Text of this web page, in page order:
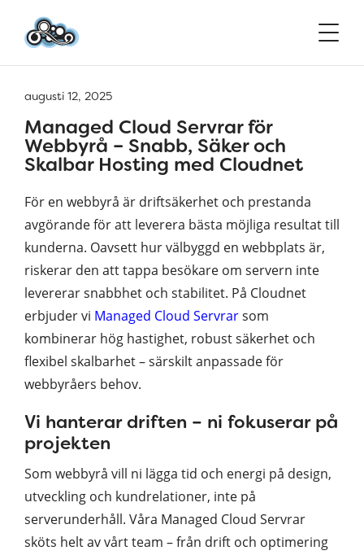
augusti 12, 2025
Managed Cloud Servrar för
Webbyrå – Snabb, Säker och
Skalbar Hosting med Cloudnet
För en webbyrå är driftsäkerhet och prestanda
avgörande för att leverera bästa möjliga resultat till
kunderna. Oavsett hur välbyggd en webbplats är,
riskerar den att tappa besökare om servern inte
levererar snabbhet och stabilitet. På Cloudnet
erbjuder vi Managed Cloud Servrarsom
kombinerar hög hastighet, robust säkerhet och
flexibel skalbarhet – särskilt anpassade för
webbyråers behov.
Vi hanterar driften – ni fokuserar på
projekten
Som webbyrå vill ni lägga tid och energi på design,
utveckling och kundrelationer, inte på
serverunderhåll. Våra Managed Cloud Servrar
sköts helt av vårt team – från drift och optimering